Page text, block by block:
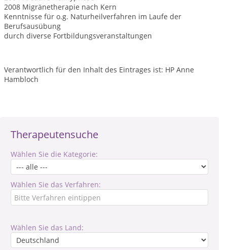
Therapeutensuche
Wählen Sie die Kategorie:
Wählen Sie das Verfahren:
Wählen Sie das Land:
2008 Migränetherapie nach Kern
Kenntnisse für o.g. Naturheilverfahren im Laufe der
Berufsausübung
durch diverse Fortbildungsveranstaltungen
Verantwortlich für den Inhalt des Eintrages ist: HP Anne
Hambloch